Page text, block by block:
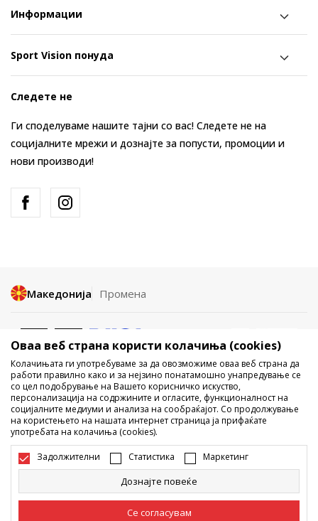
Информации
Sport Vision понуда
Следете не
Ги споделуваме нашите тајни со вас! Следете не на
социјалните мрежи и дознајте за попусти, промоции и
нови производи!
Македонија Промена
Не е дозволено превземање или користење на содржината од
интернет страните на Sport Vision, делумно или целосно a се
однесува на логоа, трговски марки, комерцијални содржини, ниту
истите да се отстапуваат на трети лица, јавно да се објавуваат или да
се користат за било какви цели, без писмена согласност од БДС.МК
ДООЕЛ.
Настојуваме да бидеме што попрецизни во описот на производот,
фотографијата и самата цена, но не можеме да гарантираме дака
сите информации се комплетни и без грешка. Сите прикажани
дека мораат да се достапни во секој момент. Достапноста на
Оваа веб страна користи колачиња (cookies)
Колачињата ги употребуваме за да овозможиме оваа веб страна да
работи правилно како и за нејзино понатамошно унапредување се
со цел подобрување на Вашето корисничко искуство,
персонализација на содржините и огласите, функционалност на
социјалните медиуми и анализа на сообраќајот. Со продолжување
на користењето на нашата интернет страница ја прифаќате
употребата на колачиња (cookies).
Задолжителни Статистика Маркетинг
Дознајте повеќе
Се согласувам